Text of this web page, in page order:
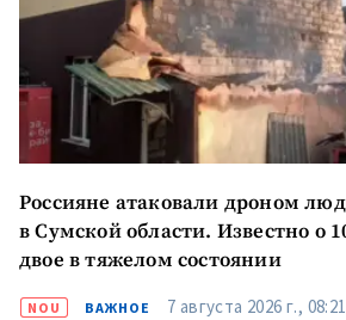
Россияне атаковали дроном
в Сумской области. Известно о
двое в тяжелом состоянии
NOU ВАЖНОЕ 7 августа 2026 г., 08:21